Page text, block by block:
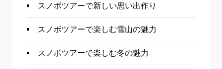
スノボツアーで新しい思い出作り
スノボツアーで楽しむ雪山の魅力
スノボツアーで楽しむ冬の魅力